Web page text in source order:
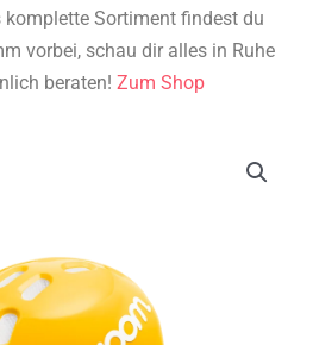
komplette Sortiment findest du
vorbei, schau dir alles in Ruhe
beraten! Zum Shop